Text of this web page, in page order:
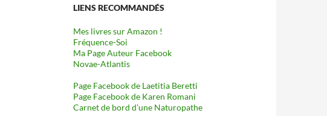
LIENS RECOMMANDÉS
Mes livres sur Amazon !
Fréquence-Soi
Ma Page Auteur Facebook
Novae-Atlantis
Page Facebook de Laetitia Beretti
Page Facebook de Karen Romani
Carnet de bord d’une Naturopathe